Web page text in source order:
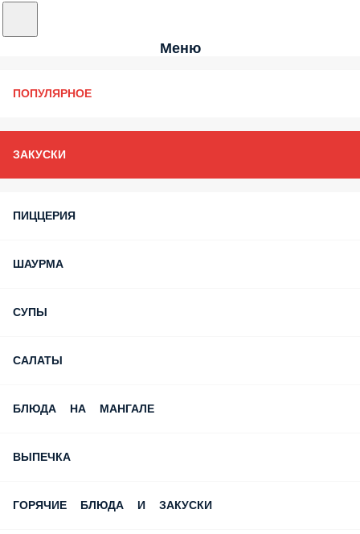
Меню
ПОПУЛЯРНОЕ
ЗАКУСКИ
ПИЦЦЕРИЯ
ШАУРМА
СУПЫ
САЛАТЫ
БЛЮДА НА МАНГАЛЕ
ВЫПЕЧКА
ГОРЯЧИЕ БЛЮДА И ЗАКУСКИ